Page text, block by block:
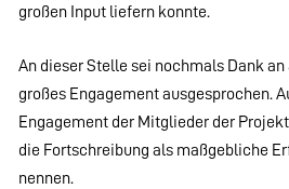
großen Input liefern konnte.
An dieser Stelle sei nochmals Dank
großes Engagement ausgesprochen.
Engagement der Mitglieder der
die Fortschreibung als maßgebliche
nennen.